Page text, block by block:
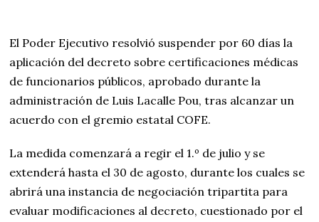
El Poder Ejecutivo resolvió suspender por 60 días la
aplicación del decreto sobre certificaciones médicas
de funcionarios públicos, aprobado durante la
administración de Luis Lacalle Pou, tras alcanzar un
acuerdo con el gremio estatal COFE.
La medida comenzará a regir el 1.º de julio y se
extenderá hasta el 30 de agosto, durante los cuales se
abrirá una instancia de negociación tripartita para
evaluar modificaciones al decreto, cuestionado por el